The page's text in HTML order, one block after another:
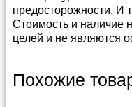
предосторожности. И
Стоимость и наличие
целей и не являются
Прайс-лист можно
Эксель (4 400 кб)
Похожие